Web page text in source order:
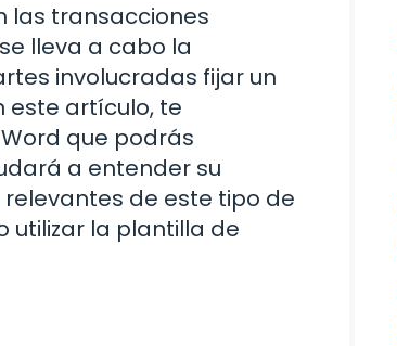
las transacciones
lleva a cabo la
involucradas fijar un
este artículo, te
que podrás
a entender su
de este tipo de
utilizar la plantilla de